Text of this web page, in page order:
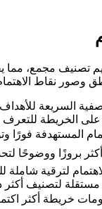
تصنيف مجمع،
وصور نقاط
السريعة
الخريطة للتعرف
المستهدفة
بروزًا ووضوحًا
لترقية شاملة
لتصنيف أكثر
خريطة أكثر